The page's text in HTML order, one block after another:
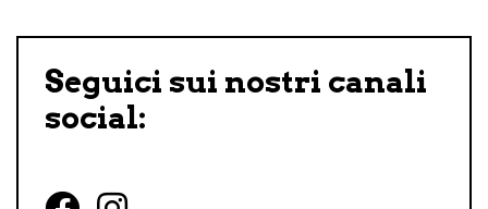
Seguici sui nostri canali
social: